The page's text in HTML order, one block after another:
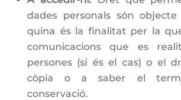
dades personals són
quina és la finalitat per la
comunicacions que es
persones (si és el cas) o el
còpia o a saber el
conservació.